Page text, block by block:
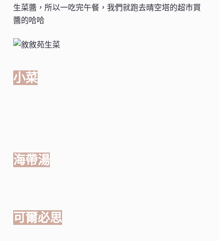
生菜醬，所以一吃完午餐，我們就跑去晴空塔的超市買
醬的哈哈
小菜
海帶湯
可爾必思